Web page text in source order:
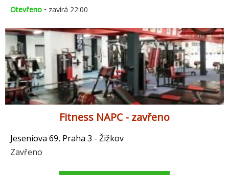
Otevřeno • zavírá 22:00
Fitness NAPC - zavřeno
Jeseniova 69, Praha 3 - Žižkov
Zavřeno